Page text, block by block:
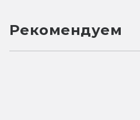
Рекомендуем